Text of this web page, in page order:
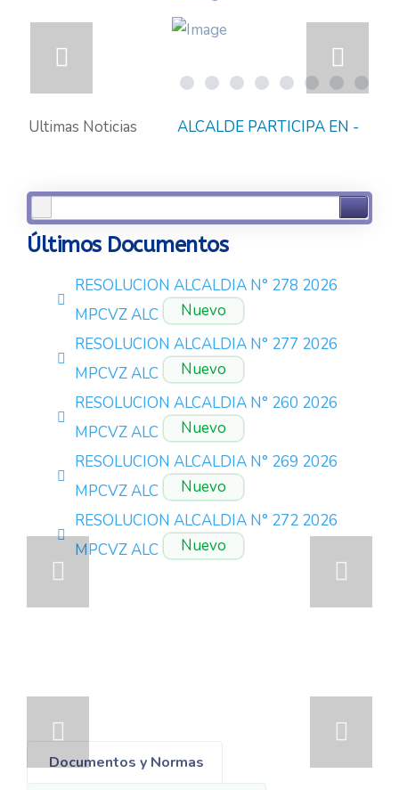
Ultimas Noticias ALCALDE PARTICIPA EN -
Últimos Documentos
RESOLUCION ALCALDIA N° 278 2026
MPCVZ ALC
Nuevo
RESOLUCION ALCALDIA N° 277 2026
MPCVZ ALC
Nuevo
RESOLUCION ALCALDIA N° 260 2026
MPCVZ ALC
Nuevo
RESOLUCION ALCALDIA N° 269 2026
MPCVZ ALC
Nuevo
pdf
RESOLUCION ALCALDIA N° 272 2026
MPCVZ ALC
Nuevo
Documentos y Normas